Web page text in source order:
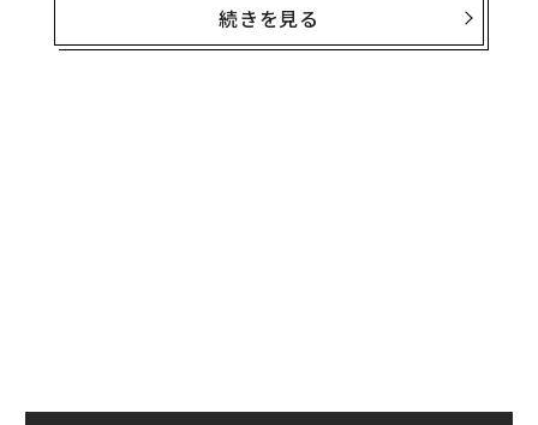
この記事では、バイデン大統領が取る立場がなぜ経済や
続きを見る